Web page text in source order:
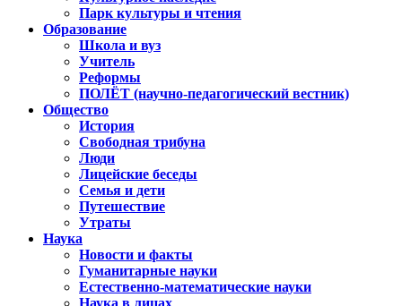
Парк культуры и чтения
Образование
Школа и вуз
Учитель
Реформы
ПОЛЁТ (научно-педагогический вестник)
Общество
История
Свободная трибуна
Люди
Лицейские беседы
Семья и дети
Путешествие
Утраты
Наука
Новости и факты
Гуманитарные науки
Естественно-математические науки